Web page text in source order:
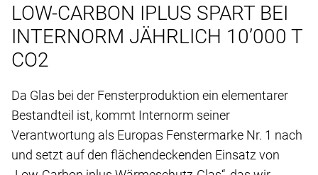
LOW-CARBON IPLUS SPART BEI
INTERNORM JÄHRLICH 10’000 T
CO2
Da Glas bei der Fensterproduktion ein elementarer
Bestandteil ist, kommt Internorm seiner
Verantwortung als Europas Fenstermarke Nr. 1 nach
und setzt auf den flächendeckenden Einsatz von